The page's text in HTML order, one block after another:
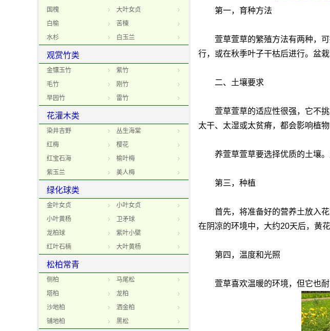
国槐
大叶女贞
白榆
苦楝
水杉
白玉兰
观赏竹类
金镶玉竹
紫竹
毛竹
刚竹
早园竹
雷竹
花灌木类
染井吉野
丛生海棠
红梅
樱花
红宝石海
榆叶梅
紫玉兰
美人梅
绿化球类
金叶女贞
小叶女贞
小叶黄杨
卫矛球
龙柏球
紫叶小檗
红叶石楠
大叶黄杨
松柏常青
侧柏
马尾松
塔柏
龙柏
沙地柏
洒金柏
铺地柏
黑松
第一，育种方法
萱草萱草的繁殖方法有两种，可
行，或在秋季叶子干枯后进行。盆
二、土壤要求
萱草萱草的适应性很强，它不挑
太干、太湿或太贫瘠，都会影响植物
养萱草萱草要选择优质的土壤。
第三，种植
首先，将准备好的营养土放入花
在阴凉的环境中，大约20天后，黄
第四，温度和光照
萱草喜欢温暖的环境，但它也耐